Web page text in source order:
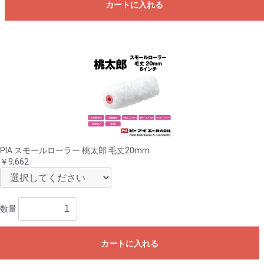
カートに入れる
PIA スモールローラー 桃太郎 毛丈20mm
￥9,662
数量
カートに入れる